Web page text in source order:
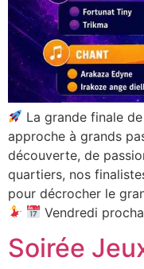
La grande finale
approche à grands
découverte, de
quartiers, nos
pour décrocher le
Vendredi
Soirée